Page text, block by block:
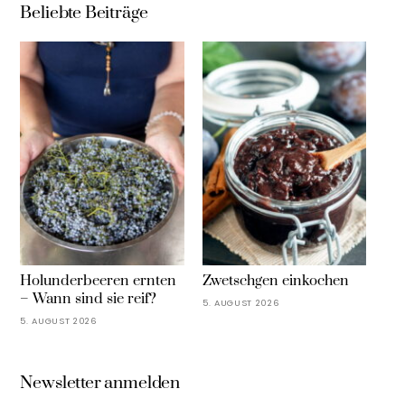
Beliebte Beiträge
Holunderbeeren ernten
– Wann sind sie reif?
5. AUGUST 2026
Zwetschgen einkochen
5. AUGUST 2026
Newsletter anmelden